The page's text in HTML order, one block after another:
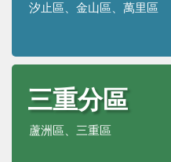
課程與教學
學習輔導
支持服務
活動訊息
汐止區、金山區、萬里區
三重分區
蘆洲區、三重區